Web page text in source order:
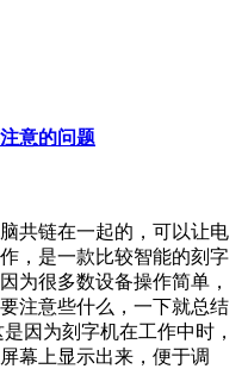
意的问题
共链在一起的，可以让电
，是一款比较智能的刻字
为很多数设备操作简单，
注意些什么，一下就总结
因为刻字机在工作中时，
幕上显示出来，便于调